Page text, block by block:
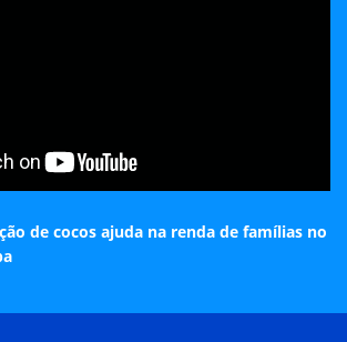
de cocos ajuda na renda de famílias no